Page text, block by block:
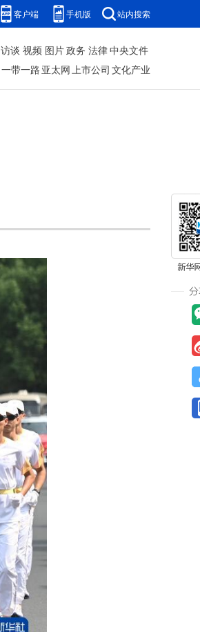
客户端 手机版 站内搜索
访谈 视频 图片政务 法律中央文件
一带一路 亚太网上市公司 文化产业